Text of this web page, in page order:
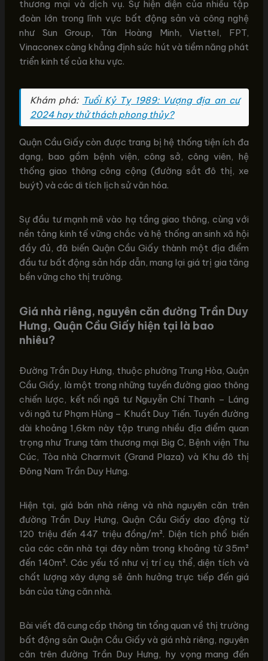
thương mại và dịch vụ. Sự hiện diện của nhiều tập
đoàn lớn trong lĩnh vực bất động sản và công nghệ
như Sun Group, Tân Hoàng Minh, Viettel, FPT,
Vinaconex càng khẳng định sức hút và tiềm năng phát
triển kinh tế của khu vực.
Khám phá: Tuổi Kỷ Tỵ 1989: Vượng địa an cư
2024 hay thử thách phong thủy?
Quận Cầu Giấy còn được trang bị hệ thống tiện ích đa
dạng, bao gồm bệnh viện, công sở, công viên, hệ
thống giao thông công cộng (đường sắt đô thị, xe
buýt) và các di tích lịch sử văn hóa.
Sự đầu tư mạnh mẽ vào hạ tầng giao thông, cùng với
nền tảng kinh tế vững chắc và hệ thống an sinh xã hội
đầy đủ, đã biến Quận Cầu Giấy thành một địa điểm
đầu tư bất động sản hấp dẫn, mang lại giá trị gia tăng
bền vững cho thị trường.
Giá nhà riêng, nguyên căn đường Trần Duy
Hưng, Quận Cầu Giấy hiện tại là bao
nhiêu?
Đường Trần Duy Hưng, thuộc phường Trung Hòa, Quận
Cầu Giấy, là một trong những tuyến đường giao thông
chiến lược, kết nối ngã tư Nguyễn Chí Thanh – Láng
với ngã tư Phạm Hùng – Khuất Duy Tiến. Tuyến đường
dài khoảng 1,6km này tập trung nhiều địa điểm quan
trọng như Trung tâm thương mại Big C, Bệnh viện Thu
Cúc, Tòa nhà Charmvit (Grand Plaza) và Khu đô thị
Đông Nam Trần Duy Hưng.
Hiện tại, giá bán nhà riêng và nhà nguyên căn trên
đường Trần Duy Hưng, Quận Cầu Giấy dao động từ
120 triệu đến 447 triệu đồng/m². Diện tích phổ biến
của các căn nhà tại đây nằm trong khoảng từ 35m²
đến 140m². Các yếu tố như vị trí cụ thể, diện tích và
chất lượng xây dựng sẽ ảnh hưởng trực tiếp đến giá
bán của từng căn nhà.
Bài viết đã cung cấp thông tin tổng quan về thị trường
bất động sản Quận Cầu Giấy và giá nhà riêng, nguyên
căn trên đường Trần Duy Hưng, hy vọng mang đến